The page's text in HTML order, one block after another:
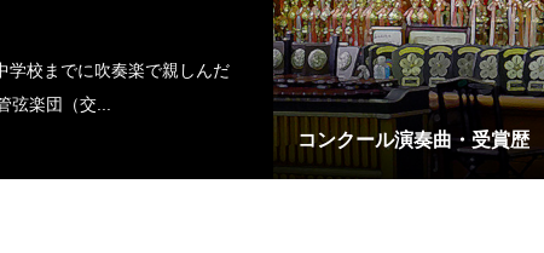
コンクール演奏曲・受賞歴
学校までに吹奏楽で親しんだ
楽団（交...